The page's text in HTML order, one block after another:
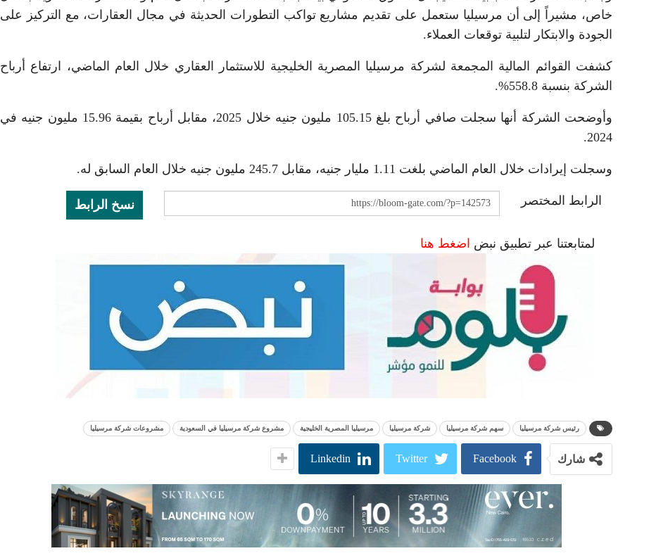
خاص، مشيراً إلى أن مرسيليا ستعمل على تقديم مشاريع تواكب التطورات الحديثة في مجال العقارات، مع التركيز على
الجودة والابتكار لتلبية توقعات العملاء.
كشفت القوائم المالية المجمعة لشركة مرسيليا المصرية الخليجية للاستثمار العقاري خلال العام الماضي، ارتفاع أرباح
الشركة بنسبة 558.8%.
وأوضحت الشركة أنها سجلت صافي أرباح بلغ 105.15 مليون جنيه خلال 2025، مقابل أرباح بقيمة 15.96 مليون جنيه في
2024.
وسجلت إيرادات خلال العام الماضي بلغت 1.11 مليار جنيه، مقابل 245.7 مليون جنيه خلال العام السابق له.
الرابط المختصر نسخ الرابط
لمتابعتنا عبر تطبيق نبض اضغط هنا
رئيس شركة مرسيليا سهم شركة مرسيليا شركة مرسيليا مرسيليا المصرية الخليجية مشروع شركة مرسيليا في السعودية مشروعات شركة مرسيليا
شارك Facebook
Twitter
Linkedin